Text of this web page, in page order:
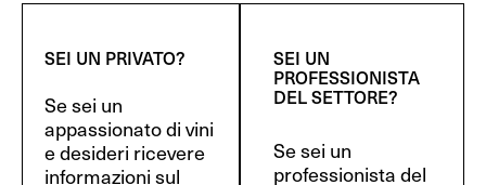
SEI UN PRIVATO?
Se sei un
appassionato di vini
e desideri ricevere
informazioni sul
SEI UN
PROFESSIONISTA
DEL SETTORE?
Se sei un
professionista del